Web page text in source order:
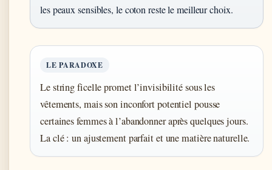
les peaux sensibles, le coton reste le meilleur choix.
LE PARADOXE
Le string ficelle promet l’invisibilité sous les
vêtements, mais son inconfort potentiel pousse
certaines femmes à l’abandonner après quelques jours.
La clé : un ajustement parfait et une matière naturelle.